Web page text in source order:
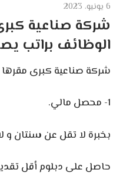
6 يونيو، 2023
شركة صناعية
الوظائف براتب يصل الى
شركة صناعية كبرى
1- محصل مالي.
بخبرة لا تقل عن سنتان
حاصل على دبلوم أقل